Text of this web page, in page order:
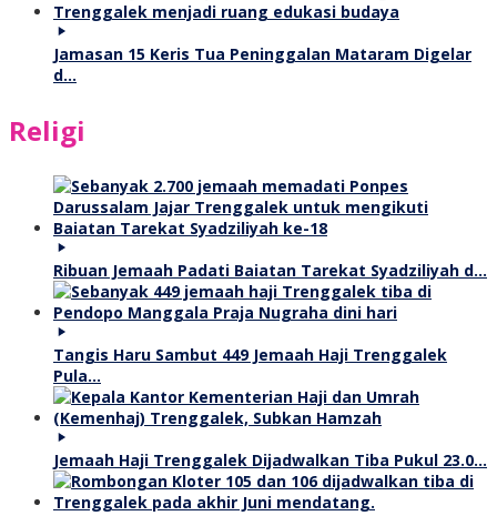
Jamasan 15 Keris Tua Peninggalan Mataram Digelar
d…
Religi
Ribuan Jemaah Padati Baiatan Tarekat Syadziliyah d…
Tangis Haru Sambut 449 Jemaah Haji Trenggalek
Pula…
Jemaah Haji Trenggalek Dijadwalkan Tiba Pukul 23.0…